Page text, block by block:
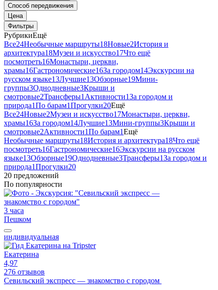
Способ передвижения
Цена
Фильтры
РубрикиЕщё
Все24Необычные маршруты18Новые2История и
архитектура18Музеи и искусство17Что ещё
посмотреть16Монастыри, церкви,
храмы16Гастрономические16За городом14Экскурсии на
русском языке13Лучшие13Обзорные19Мини-
группы3Однодневные3Крыши и
смотровые2Трансферы1 Активности1За городом и
природа1По барам1Прогулки20Ещё
Все24Новые2Музеи и искусство17Монастыри, церкви,
храмы16За городом14Лучшие13Мини-группы3Крыши и
смотровые2Активности1По барам1Ещё
Необычные маршруты18История и архитектура18Что ещё
посмотреть16Гастрономические16Экскурсии на русском
языке13Обзорные19Однодневные3Трансферы1За городом и
природа1Прогулки20
20 предложений
По популярности
3 часа
Пешком
индивидуальная
Екатерина
4,97
276 отзывов
Севильский экспресс — знакомство с городом